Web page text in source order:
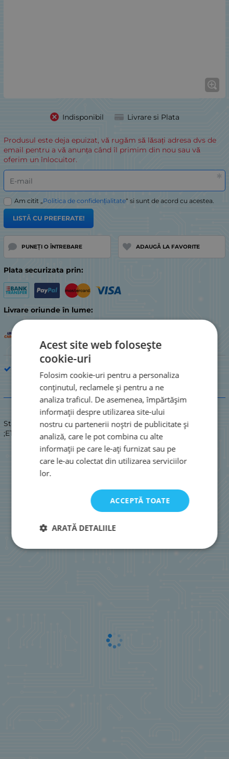
Indisponibil Livrare si Plata
Produsul este deja epuizat, vă rugăm să lăsați adresa dvs de
email pentru a vă anunța când îl primim din nou sau vă
oferim un înlocuitor.
E-mail
Am citit „Politica de confidențialitate“ si sunt de acord cu acestea.
LISTĂ CU PREFERATE!
PUNEȚI O ÎNTREBARE ADAUGĂ LA FAVORITE
Plata securizata prin:
Livrare oriunde în lume:
Descriere
Stare: NOU / NOU
;ETANȘARE 45x65x8
Acest site web folosește
cookie-uri
Folosim cookie-uri pentru a personaliza
conținutul, reclamele și pentru a ne
analiza traficul. De asemenea, împărtășim
informații despre utilizarea site-ului
nostru cu partenerii noștri de publicitate și
analiză, care le pot combina cu alte
informații pe care le-ați furnizat sau pe
care le-au colectat din utilizarea serviciilor
lor.
ACCEPTĂ TOATE
ARATĂ DETALIILE